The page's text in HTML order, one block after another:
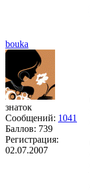
bouka
знаток
Сообщений: 1041
Баллов: 739
Регистрация:
02.07.2007